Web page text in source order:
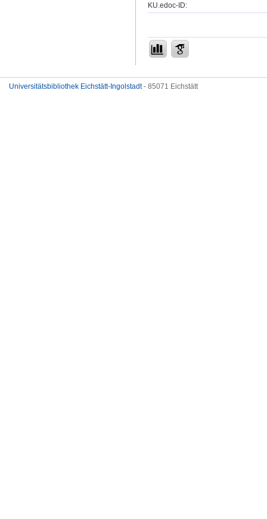
KU.edoc-ID:
Universitätsbibliothek Eichstätt-Ingolstadt- 85071 Eichstätt